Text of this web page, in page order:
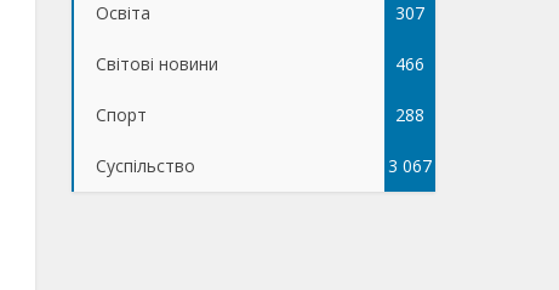
Освіта 307
Світові новини 466
Спорт 288
Суспільство 3 067